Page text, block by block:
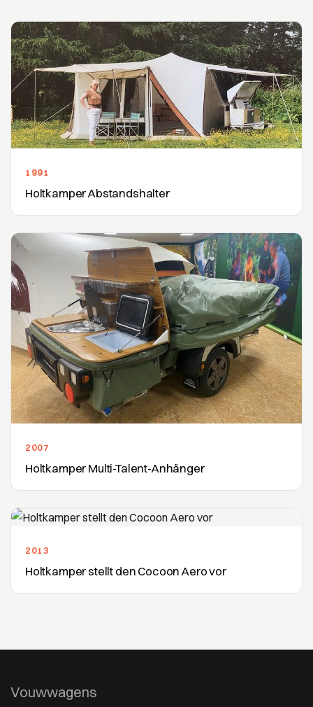
1991
Holtkamper Abstandshalter
2007
Holtkamper Multi-Talent-Anhänger
2013
Holtkamper stellt den Cocoon Aero vor
Vouwwagens